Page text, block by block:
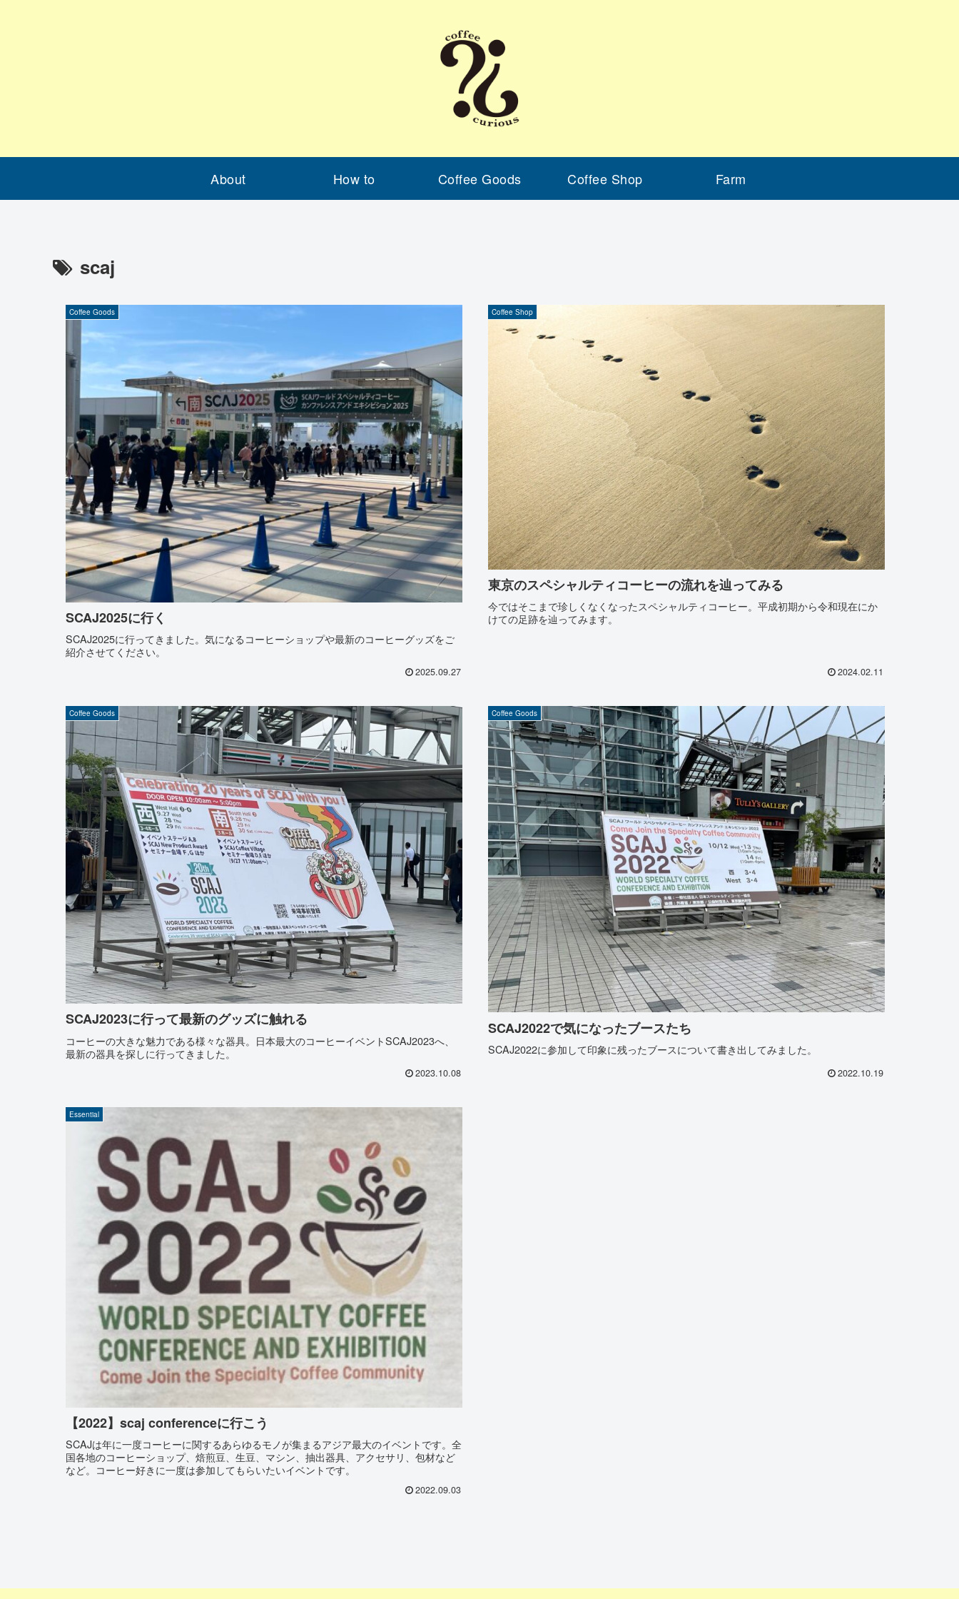
About How to Coffee Goods Coffee Shop Farm
scaj
Coffee Goods
SCAJ2025に行く
SCAJ2025に行ってきました。気になるコーヒーショップや最新のコーヒーグッズをご
紹介させてください。
2025.09.27
Coffee Shop
東京のスペシャルティコーヒーの流れを辿ってみる
今ではそこまで珍しくなくなったスペシャルティコーヒー。平成初期から令和現在にか
けての足跡を辿ってみます。
2024.02.11
Coffee Goods
SCAJ2023に行って最新のグッズに触れる
コーヒーの大きな魅力である様々な器具。日本最大のコーヒーイベントSCAJ2023へ、
最新の器具を探しに行ってきました。
2023.10.08
Coffee Goods
SCAJ2022で気になったブースたち
SCAJ2022に参加して印象に残ったブースについて書き出してみました。
2022.10.19
Essential
【2022】scaj conferenceに行こう
SCAJは年に一度コーヒーに関するあらゆるモノが集まるアジア最大のイベントです。全
国各地のコーヒーショップ、焙煎豆、生豆、マシン、抽出器具、アクセサリ、包材など
など。コーヒー好きに一度は参加してもらいたいイベントです。
2022.09.03